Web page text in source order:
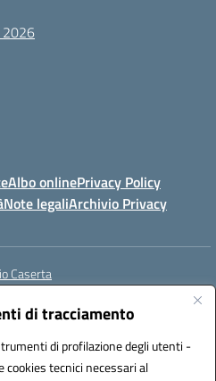
di tracciamento
di profilazione degli utenti -
tecnici necessari al
2026
Albo onlinePrivacy Policy
Note legaliArchivio Privacy
Caserta
ceis042009@pec.istruzione.it